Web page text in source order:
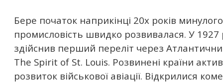
Бере початок наприкінці 20х років минулого
промисловість швидко розвивалася. У 1927
здійснив перший переліт через
The Spirit of St. Louis. Розвинені країни
розвиток військової авіації. Відкрилися